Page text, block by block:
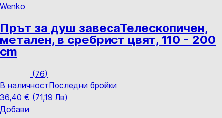
Wenko
Прът за душ завесаТелескопичен,
метален, в сребрист цвят, 110 - 200
cm
(76)
В наличностПоследни бройки
36,40 € (71,19 Лв)
Добави